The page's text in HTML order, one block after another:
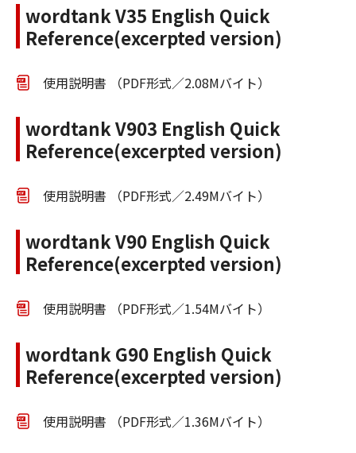
wordtank V35 English Quick
Reference(excerpted version)
使用説明書 （PDF形式／2.08Mバイト）
wordtank V903 English Quick
Reference(excerpted version)
使用説明書 （PDF形式／2.49Mバイト）
wordtank V90 English Quick
Reference(excerpted version)
使用説明書 （PDF形式／1.54Mバイト）
wordtank G90 English Quick
Reference(excerpted version)
使用説明書 （PDF形式／1.36Mバイト）